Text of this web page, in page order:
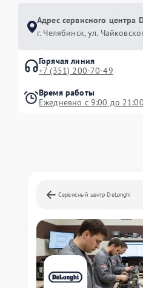
Адрес сервисного центра
г. Челябинск, ул.
Горячая линия
+7 (351) 200-70-49
Время работы
Ежедневно с 9:00 до 21:00
Сервисный центр DeLonghi